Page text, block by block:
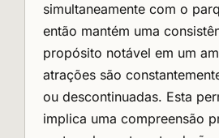
simultaneamente com o
então mantém uma
propósito notável em um
atrações são
ou descontinuadas. Esta
implica uma compreensão